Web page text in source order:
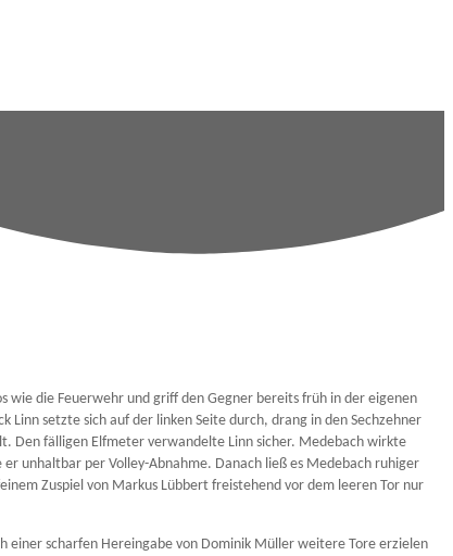
wie die Feuerwehr und griff den Gegner bereits früh in der eigenen
setzte sich auf der linken Seite durch, drang in den Sechzehner
Den fälligen Elfmeter verwandelte Linn sicher. Medebach wirkte
unhaltbar per Volley-Abnahme. Danach ließ es Medebach ruhiger
Zuspiel von Markus Lübbert freistehend vor dem leeren Tor nur
einer scharfen Hereingabe von Dominik Müller weitere Tore erzielen